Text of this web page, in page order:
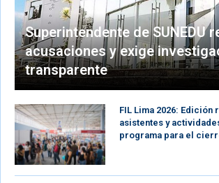
Superintendente de SUNEDU
acusaciones y exige
transparente
FIL Lima 2026: Edición
asistentes y
programa para el